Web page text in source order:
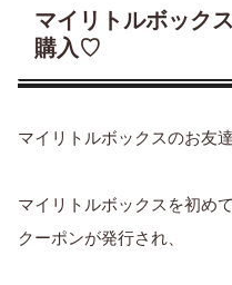
マイリトルボック
購入♡
マイリトルボックスのお友
マイリトルボックスを初め
クーポンが発行され、